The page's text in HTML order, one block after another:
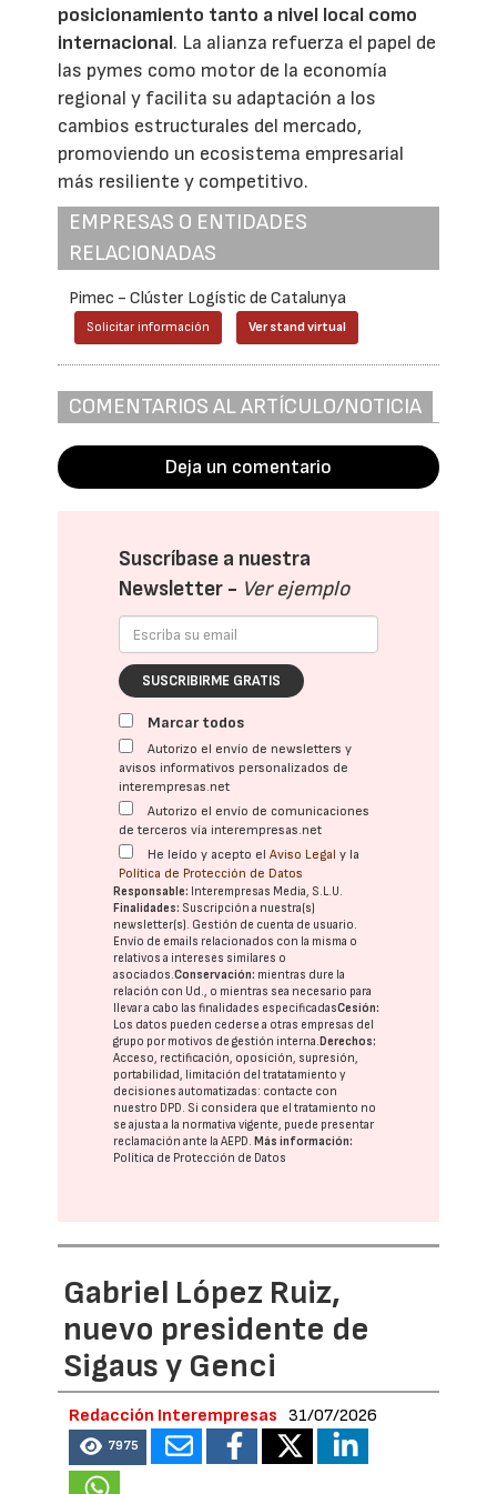
posicionamiento tanto a nivel local como
internacional. La alianza refuerza el papel de
las pymes como motor de la economía
regional y facilita su adaptación a los
cambios estructurales del mercado,
promoviendo un ecosistema empresarial
más resiliente y competitivo.
EMPRESAS O ENTIDADES
RELACIONADAS
Pimec - Clúster Logístic de Catalunya
Solicitar información Ver stand virtual
COMENTARIOS AL ARTÍCULO/NOTICIA
Deja un comentario
Suscríbase a nuestra
Newsletter - Ver ejemplo
SUSCRIBIRME GRATIS
Marcar todos
Autorizo el envío de newsletters y
avisos informativos personalizados de
interempresas.net
Autorizo el envío de comunicaciones
de terceros vía interempresas.net
He leído y acepto elAviso Legal y la
Política de Protección de Datos
Responsable: Interempresas Media, S.L.U.
Finalidades: Suscripción a nuestra(s)
newsletter(s). Gestión de cuenta de usuario.
Envío de emails relacionados con la misma o
relativos a intereses similares o
asociados.Conservación: mientras dure la
relación con Ud., o mientras sea necesario para
llevar a cabo las finalidades especificadasCesión:
Los datos pueden cederse a otras empresas del
grupo por motivos de gestión interna. Derechos:
Acceso, rectificación, oposición, supresión,
portabilidad, limitación del tratatamiento y
decisiones automatizadas: contacte con
nuestro DPD. Si considera que el tratamiento no
se ajusta a la normativa vigente, puede presentar
reclamación ante laAEPD. Más información:
Política de Protección de Datos
Gabriel López Ruiz,
nuevo presidente de
Sigaus y Genci
Redacción Interempresas 31/07/2026
7975